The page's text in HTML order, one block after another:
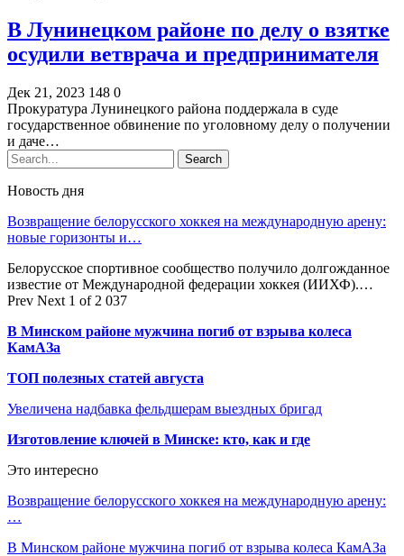
В Лунинецком районе по делу о взятке
осудили ветврача и предпринимателя
Дек 21, 2023 148 0
Прокуратура Лунинецкого района поддержала в суде
государственное обвинение по уголовному делу о получении
и даче…
Новость дня
Возвращение белорусского хоккея на международную арену:
новые горизонты и…
Белорусское спортивное сообщество получило долгожданное
известие от Международной федерации хоккея (ИИХФ).…
Prev Next 1 of 2 037
В Минском районе мужчина погиб от взрыва колеса
КамАЗа
ТОП полезных статей августа
Увеличена надбавка фельдшерам выездных бригад
Изготовление ключей в Минске: кто, как и где
Это интересно
Возвращение белорусского хоккея на международную арену:
…
В Минском районе мужчина погиб от взрыва колеса КамАЗа